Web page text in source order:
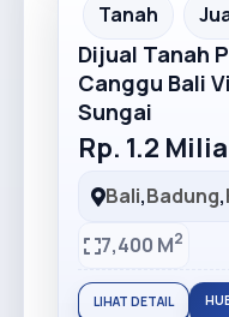
Tanah
Dijual Tanah
Canggu Bali
Sungai
Rp. 1.2
Bali,Badung,
7,400 M2
LIHAT DETAIL